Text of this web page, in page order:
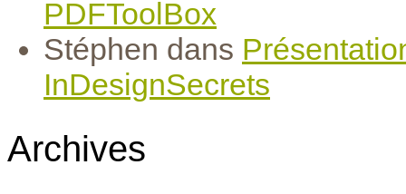
PDFToolBox
Stéphen dans
InDesignSecrets
Archives